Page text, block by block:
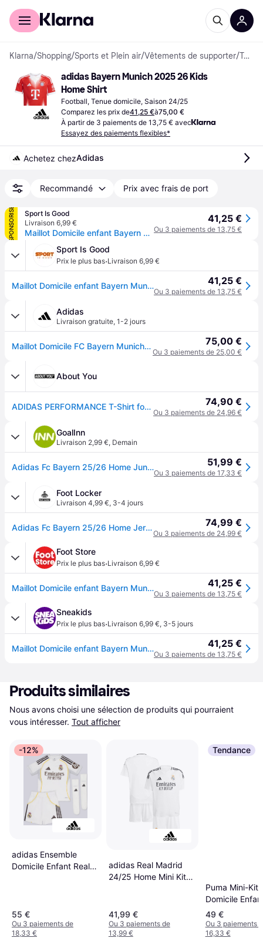
Acheter avec Klarna
Klarna/Shopping/Sports et Plein air/Vêtements de supporter/ Tenues de football
adidas Bayern Munich 2025 26 Kids
Home Shirt
Football, Tenue domicile, Saison 24/25
Comparez les prix de41,25 €à75,00 €
À partir de 3 paiements de 13,75 € avec
Essayez des paiements flexibles*
Achetez chezAdidas
Recommandé Prix avec frais de port
SPONSORISÉ
Sport Is Good
Livraison 6,99 €
Maillot Domicile enfant Bayern Munich 2025/26 - Rouge
41,25 €
Ou 3 paiements de 13,75 €
Sport Is Good
Prix le plus bas·Livraison 6,99 €
Maillot Domicile enfant Bayern Munich 2025/26 - Rouge 41,25 €
Ou 3 paiements de 13,75 €
Adidas
Livraison gratuite, 1-2 jours
Maillot Domicile FC Bayern Munich 25/26 Enfants 75,00 €
Ou 3 paiements de 25,00 €
About You
ADIDAS PERFORMANCE T-Shirt fonctionnel 'FC Bayern München Home 25-26' rouge / blanc 74,90 €
Ou 3 paiements de 24,96 €
GoalInn
Livraison 2,99 €, Demain
Adidas Fc Bayern 25/26 Home Junior Short Sleeve T-shirt Rouge 9-10 Years Enfants 51,99 €
Ou 3 paiements de 17,33 €
Foot Locker
Livraison 4,99 €, 3-4 jours
Adidas Fc Bayern 25/26 Home Jersey Enfant - Jerseys/Réplicas, Rouge - Taille 171 - 176 CM - Poly Mesh - Red 74,99 €
Ou 3 paiements de 24,99 €
Foot Store
Prix le plus bas·Livraison 6,99 €
Maillot Domicile enfant Bayern Munich 2025/26 - Rouge 41,25 €
Ou 3 paiements de 13,75 €
Sneakids
Prix le plus bas·Livraison 6,99 €, 3-5 jours
Maillot Domicile enfant Bayern Munich 2025/26 - Rouge 41,25 €
Ou 3 paiements de 13,75 €
Produits similaires
Nous avons choisi une sélection de produits qui pourraient
vous intéresser. Tout afficher
-12%
adidas Ensemble
Domicile Enfant Real
55 €
Ou 3 paiements de
18,33 €
adidas Real Madrid
24/25 Home Mini Kit
41,99 €
Ou 3 paiements de
13,99 €
Tendance
Puma Mini-Kit
Domicile
Match 2025
Blanc/Azzurro
49 €
Ou 3 paiements
16,33 €